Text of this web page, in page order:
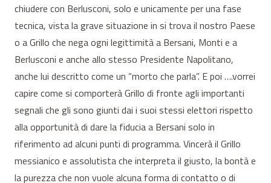
chiudere con Berlusconi, solo e unicamente per una fase
tecnica, vista la grave situazione in si trova il nostro Paese
o a Grillo che nega ogni legittimità a Bersani, Monti e a
Berlusconi e anche allo stesso Presidente Napolitano,
anche lui descritto come un “morto che parla”. E poi ….vorrei
capire come si comporterà Grillo di fronte agli importanti
segnali che gli sono giunti dai i suoi stessi elettori rispetto
alla opportunità di dare la fiducia a Bersani solo in
riferimento ad alcuni punti di programma. Vincerà il Grillo
messianico e assolutista che interpreta il giusto, la bontà e
la purezza che non vuole alcuna forma di contatto o di